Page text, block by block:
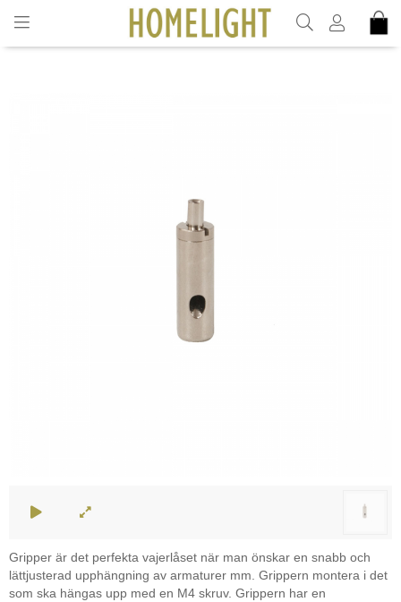
INKL. MOMS
Gripper är det perfekta vajerlåset när man önskar en snabb och
lättjusterad upphängning av armaturer mm. Grippern montera i det
som ska hängas upp med en M4 skruv. Grippern har en